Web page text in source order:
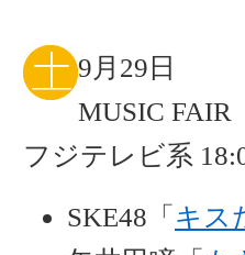
9月29日
MUSIC FAIR
フジテレビ系
SKE48「 キス